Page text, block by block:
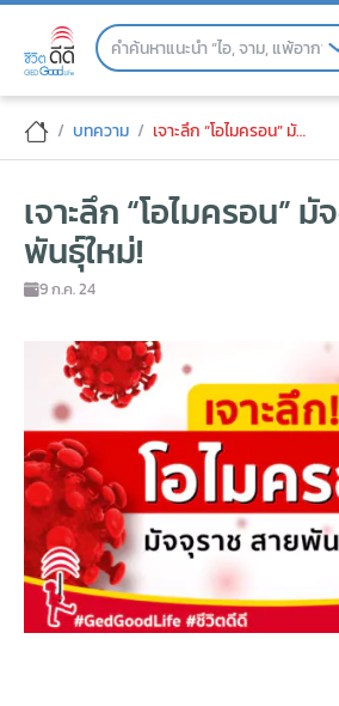
Skip
เจาะลึก "โอไมครอน" มัจจุร
บทความ เจาะลึก “โอไมครอน” มัจจุราชสายพันธุ์ใหม่!
เจาะลึก “โอไมครอน”
พันธุ์ใหม่!
9 ก.ค. 24